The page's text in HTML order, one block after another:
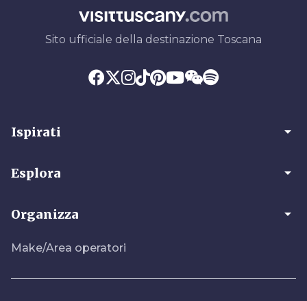
Sito ufficiale della destinazione Toscana
Ispirati arrow_drop_down
Esplora arrow_drop_down
Organizza arrow_drop_down
Make/Area operatori